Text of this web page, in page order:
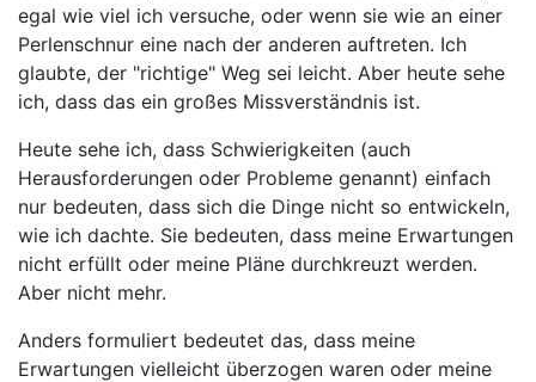
egal wie viel ich versuche, oder wenn sie wie an einer
Perlenschnur eine nach der anderen auftreten. Ich
glaubte, der "richtige" Weg sei leicht. Aber heute sehe
ich, dass das ein großes Missverständnis ist.
Heute sehe ich, dass Schwierigkeiten (auch
Herausforderungen oder Probleme genannt) einfach
nur bedeuten, dass sich die Dinge nicht so entwickeln,
wie ich dachte. Sie bedeuten, dass meine Erwartungen
nicht erfüllt oder meine Pläne durchkreuzt werden.
Aber nicht mehr.
Anders formuliert bedeutet das, dass meine
Erwartungen vielleicht überzogen waren oder meine